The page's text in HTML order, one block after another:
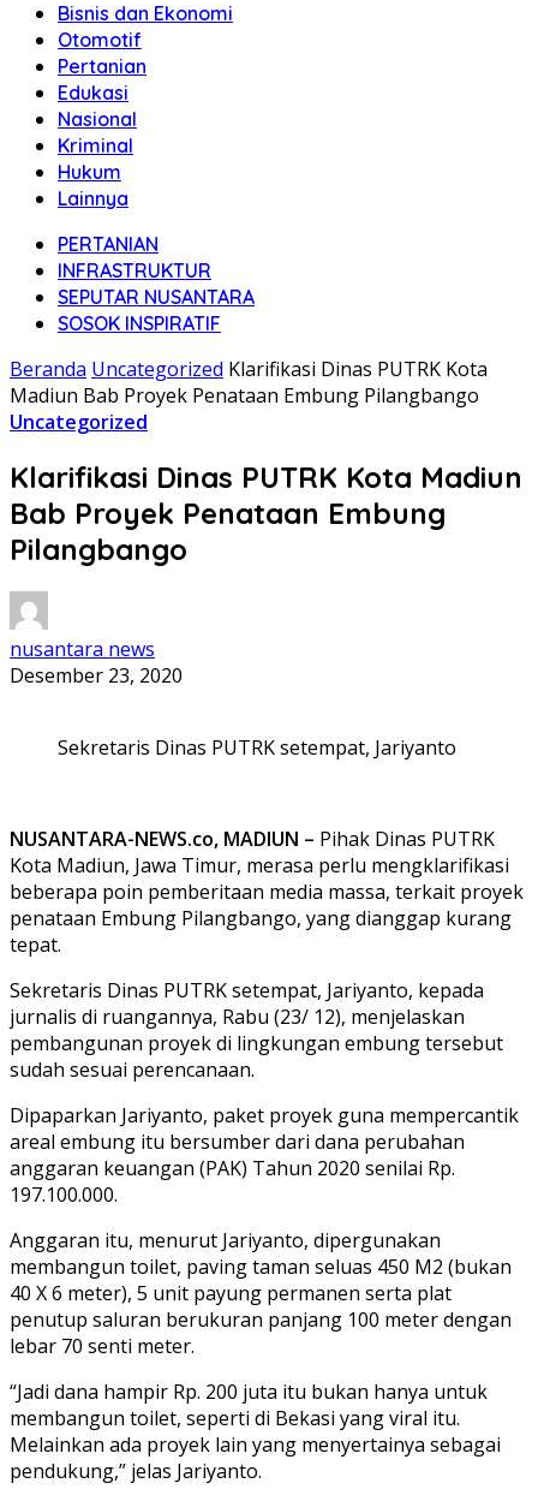
Bisnis dan Ekonomi
Otomotif
Pertanian
Edukasi
Nasional
Kriminal
Hukum
Lainnya
PERTANIAN
INFRASTRUKTUR
SEPUTAR NUSANTARA
SOSOK INSPIRATIF
Beranda Uncategorized Klarifikasi Dinas PUTRK Kota
Madiun Bab Proyek Penataan Embung Pilangbango
Uncategorized
Klarifikasi Dinas PUTRK Kota Madiun
Bab Proyek Penataan Embung
Pilangbango
nusantara news
Desember 23, 2020
Sekretaris Dinas PUTRK setempat, Jariyanto
NUSANTARA-NEWS.co, MADIUN – Pihak Dinas PUTRK
Kota Madiun, Jawa Timur, merasa perlu mengklarifikasi
beberapa poin pemberitaan media massa, terkait proyek
penataan Embung Pilangbango, yang dianggap kurang
tepat.
Sekretaris Dinas PUTRK setempat, Jariyanto, kepada
jurnalis di ruangannya, Rabu (23/ 12), menjelaskan
pembangunan proyek di lingkungan embung tersebut
sudah sesuai perencanaan.
Dipaparkan Jariyanto, paket proyek guna mempercantik
areal embung itu bersumber dari dana perubahan
anggaran keuangan (PAK) Tahun 2020 senilai Rp.
197.100.000.
Anggaran itu, menurut Jariyanto, dipergunakan
membangun toilet, paving taman seluas 450 M2 (bukan
40 X 6 meter), 5 unit payung permanen serta plat
penutup saluran berukuran panjang 100 meter dengan
lebar 70 senti meter.
“Jadi dana hampir Rp. 200 juta itu bukan hanya untuk
membangun toilet, seperti di Bekasi yang viral itu.
Melainkan ada proyek lain yang menyertainya sebagai
pendukung,” jelas Jariyanto.